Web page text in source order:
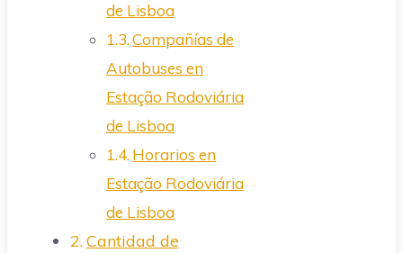
de Lisboa
Compañías de
Autobuses en
Estação Rodoviária
de Lisboa
Horarios en
Estação Rodoviária
de Lisboa
Cantidad de